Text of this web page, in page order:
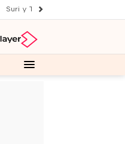
Suri y Tom Cruise